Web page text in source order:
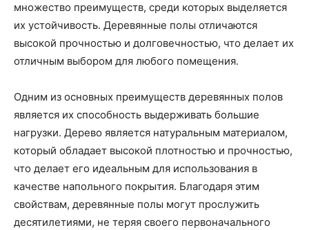
множество преимуществ, среди которых выделяется
их устойчивость. Деревянные полы отличаются
высокой прочностью и долговечностью, что делает их
отличным выбором для любого помещения.
Одним из основных преимуществ деревянных полов
является их способность выдерживать большие
нагрузки. Дерево является натуральным материалом,
который обладает высокой плотностью и прочностью,
что делает его идеальным для использования в
качестве напольного покрытия. Благодаря этим
свойствам, деревянные полы могут прослужить
десятилетиями, не теряя своего первоначального